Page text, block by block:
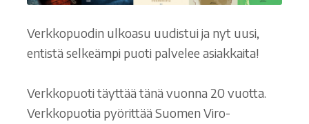
Verkkopuodin ulkoasu uudistui ja nyt uusi,
entistä selkeämpi puoti palvelee asiakkaita!
Verkkopuoti täyttää tänä vuonna 20 vuotta.
Verkkopuotia pyörittää Suomen Viro-